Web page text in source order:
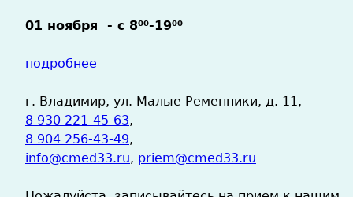
01 ноября - с 800-1900
подробнее
г. Владимир, ул. Малые Ременники, д. 11,
8 930 221-45-63,
8 904 256-43-49,
info@cmed33.ru, priem@cmed33.ru